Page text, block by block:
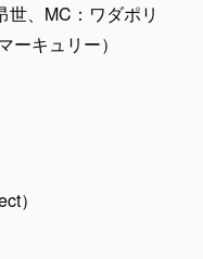
、MC：ワダポリ
ーキュリー）
）